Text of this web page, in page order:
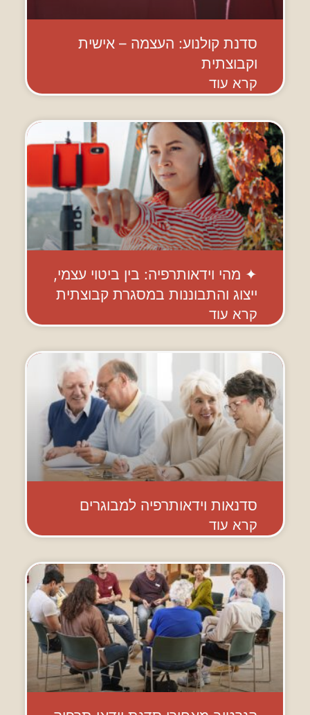
סדנת קולנוע: העצמה – אישית
וקבוצתית
קרא עוד
✦ מהי וידאותרפיה: בין ביטוי עצמי,
ייצוג והתבוננות במסגרת קבוצתית
קרא עוד
סדנאות וידאותרפיה למבוגרים
קרא עוד